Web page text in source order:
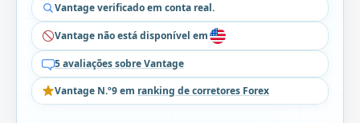
Vantage verificado em conta real.
Vantage não está disponível em
5 avaliações sobre Vantage
Vantage N.º9 em ranking de corretores Forex